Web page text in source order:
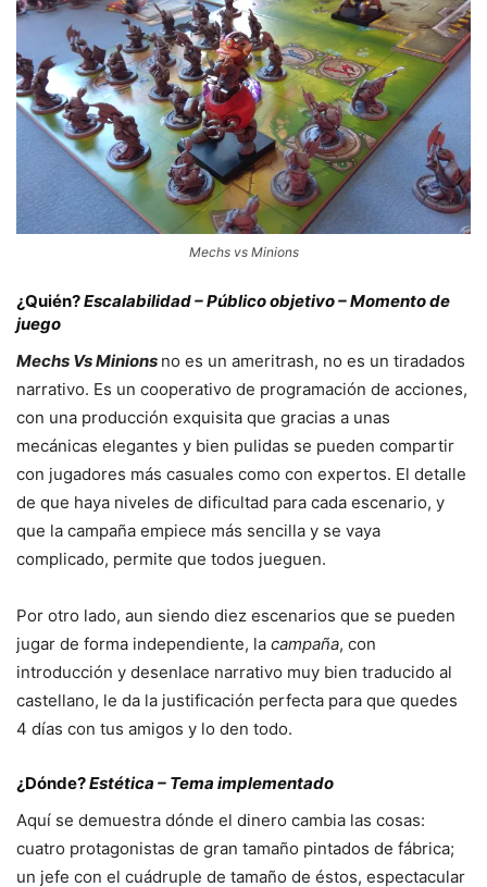
Mechs vs Minions
¿Quién?Escalabilidad – Público objetivo – Momento de
juego
Mechs Vs Minions no es un ameritrash, no es un tiradados
narrativo. Es un cooperativo de programación de acciones,
con una producción exquisita que gracias a unas
mecánicas elegantes y bien pulidas se pueden compartir
con jugadores más casuales como con expertos. El detalle
de que haya niveles de dificultad para cada escenario, y
que la campaña empiece más sencilla y se vaya
complicado, permite que todos jueguen.
Por otro lado, aun siendo diez escenarios que se pueden
jugar de forma independiente, la campaña, con
introducción y desenlace narrativo muy bien traducido al
castellano, le da la justificación perfecta para que quedes
4 días con tus amigos y lo den todo.
¿Dónde?Estética – Tema implementado
Aquí se demuestra dónde el dinero cambia las cosas:
cuatro protagonistas de gran tamaño pintados de fábrica;
un jefe con el cuádruple de tamaño de éstos, espectacular